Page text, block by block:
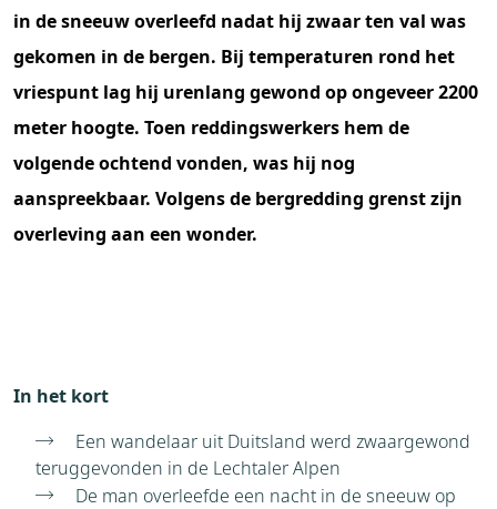
in de sneeuw overleefd nadat hij zwaar ten val was
gekomen in de bergen. Bij temperaturen rond het
vriespunt lag hij urenlang gewond op ongeveer 2200
meter hoogte. Toen reddingswerkers hem de
volgende ochtend vonden, was hij nog
aanspreekbaar. Volgens de bergredding grenst zijn
overleving aan een wonder.
In het kort
Een wandelaar uit Duitsland werd zwaargewond
teruggevonden in de Lechtaler Alpen
De man overleefde een nacht in de sneeuw op